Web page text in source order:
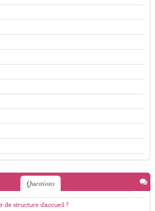
Questions
de structure d'accueil ?